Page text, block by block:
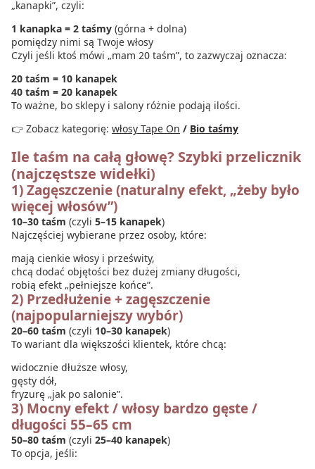
„kanapki”, czyli:
1 kanapka = 2 taśmy (górna + dolna)
pomiędzy nimi są Twoje włosy
Czyli jeśli ktoś mówi „mam 20 taśm”, to zazwyczaj oznacza:
20 taśm = 10 kanapek
40 taśm = 20 kanapek
To ważne, bo sklepy i salony różnie podają ilości.
👉 Zobacz kategorię: włosy Tape On / Bio taśmy
Ile taśm na całą głowę? Szybki przelicznik
(najczęstsze widełki)
1) Zagęszczenie (naturalny efekt, „żeby było
więcej włosów”)
10–30 taśm (czyli 5–15 kanapek)
Najczęściej wybierane przez osoby, które:
mają cienkie włosy i prześwity,
chcą dodać objętości bez dużej zmiany długości,
robią efekt „pełniejsze końce”.
2) Przedłużenie + zagęszczenie
(najpopularniejszy wybór)
20–60 taśm (czyli 10–30 kanapek)
To wariant dla większości klientek, które chcą:
widocznie dłuższe włosy,
gęsty dół,
fryzurę „jak po salonie”.
3) Mocny efekt / włosy bardzo gęste /
długości 55–65 cm
50–80 taśm (czyli 25–40 kanapek)
To opcja, jeśli: